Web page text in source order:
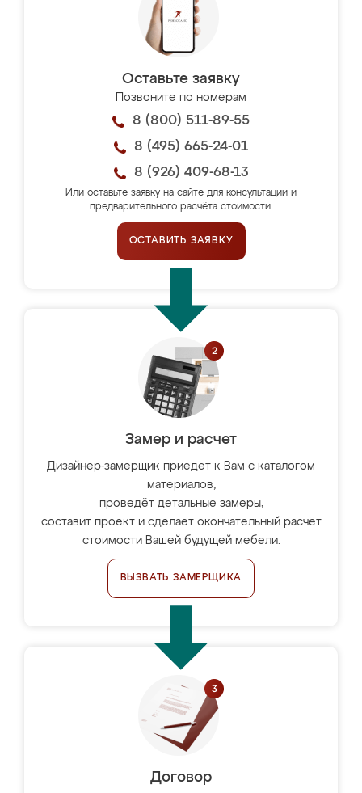
Оставьте заявку
Позвоните по номерам
8 (800) 511-89-55
8 (495) 665-24-01
8 (926) 409-68-13
Или оставьте заявку на сайте для консультации и
предварительного расчёта стоимости.
ОСТАВИТЬ ЗАЯВКУ
Замер и расчет
Дизайнер-замерщик приедет к Вам с каталогом
материалов,
проведёт детальные замеры,
составит проект и сделает окончательный расчёт
стоимости Вашей будущей мебели.
ВЫЗВАТЬ ЗАМЕРЩИКА
Договор